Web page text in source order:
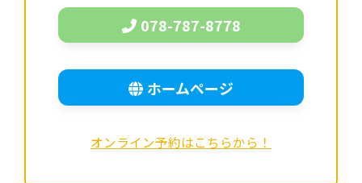
078-787-8778
ホームページ
オンライン予約はこちらから！